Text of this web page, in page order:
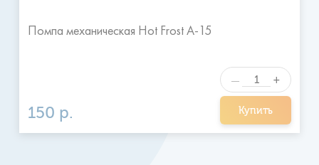
Помпа механическая Hot Frost A-15
150 р. Купить
— +